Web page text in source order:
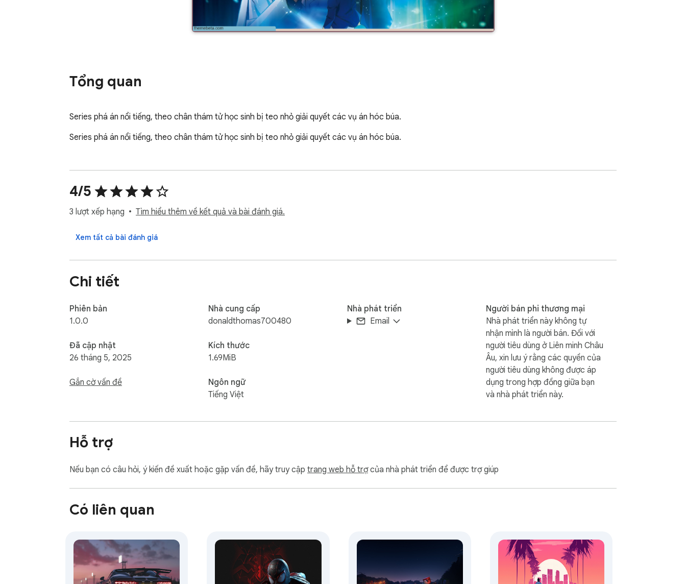
Tổng quan
Series phá án nổi tiếng, theo chân thám tử học sinh bị teo nhỏ giải quyết các vụ án hóc búa.
Series phá án nổi tiếng, theo chân thám tử học sinh bị teo nhỏ giải quyết các vụ án hóc búa.
4/5
3 lượt xếp hạng Tìm hiểu thêm về kết quả và bài đánh giá.
Xem tất cả bài đánh giá
Chi tiết
Phiên bản
1.0.0
Đã cập nhật
26 tháng 5, 2025
Gắn cờ vấn đề
Nhà cung cấp
donaldthomas700480
Kích thước
1.69MiB
Ngôn ngữ
Tiếng Việt
Nhà phát triển
Email
Người bán phi thương mại
Nhà phát triển này không tự
nhận mình là người bán. Đối với
người tiêu dùng ở Liên minh Châu
Âu, xin lưu ý rằng các quyền của
người tiêu dùng không được áp
dụng trong hợp đồng giữa bạn
và nhà phát triển này.
Hỗ trợ
Nếu bạn có câu hỏi, ý kiến đề xuất hoặc gặp vấn đề, hãy truy cập trang web hỗ trợcủa nhà phát triển để được trợ giúp
Có liên quan